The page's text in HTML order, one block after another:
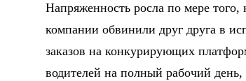
Напряженность росла по мере
компании обвинили друг друга в
заказов на конкурирующих
водителей на полный рабочий